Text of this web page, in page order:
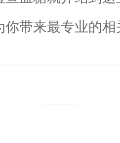
你带来最专业的相